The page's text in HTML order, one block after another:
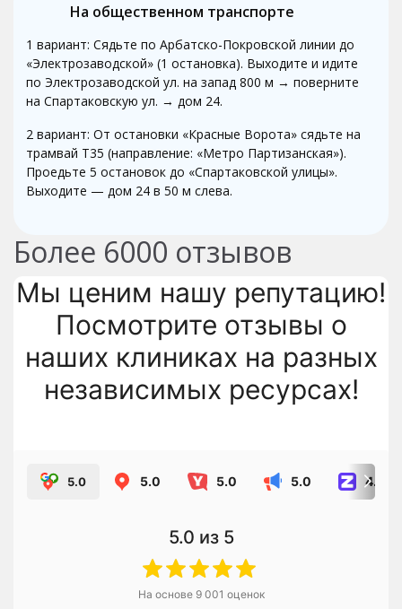
На общественном транспорте
1 вариант: Сядьте по Арбатско-Покровской линии до
«Электрозаводской» (1 остановка). Выходите и идите
по Электрозаводской ул. на запад 800 м → поверните
на Спартаковскую ул. → дом 24.
2 вариант: От остановки «Красные Ворота» сядьте на
трамвай Т35 (направление: «Метро Партизанская»).
Проедьте 5 остановок до «Спартаковской улицы».
Выходите — дом 24 в 50 м слева.
Более 6000 отзывов
Мы ценим нашу репутацию!
Посмотрите отзывы о
наших клиниках на разных
независимых ресурсах!
5.0 5.0 5.0 5.0 4.8
5.0 из 5
На основе 9 001 оценок